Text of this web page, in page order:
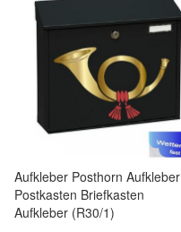
Aufkleber Posthorn Aufkleber
Postkasten Briefkasten
Aufkleber (R30/1)